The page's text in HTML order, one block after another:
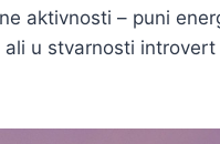
aktivnosti – puni
u stvarnosti